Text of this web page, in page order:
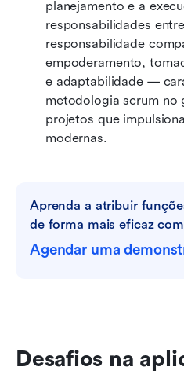
planejamento e a
responsabilidades
responsabilidade
empoderamento,
e adaptabilidade —
metodologia scrum no
projetos que
modernas.
Aprenda a atribuir
de forma mais eficaz
Agendar uma
Desafios na